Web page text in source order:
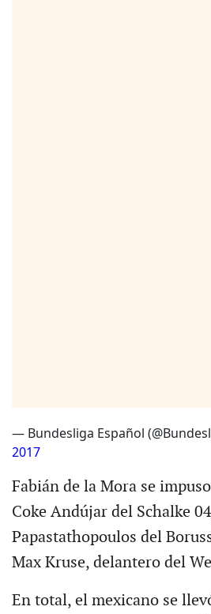
— Bundesliga Español
2017
Fabián de la Mora se
Coke Andújar del Schalke
Papastathopoulos del
Max Kruse, delantero del
En total, el mexicano se